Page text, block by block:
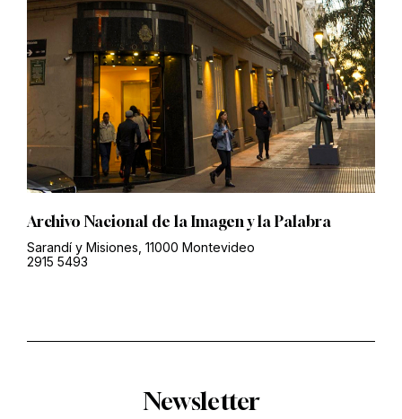
Archivo Nacional de la Imagen y la Palabra
Sarandí y Misiones, 11000 Montevideo
2915 5493
Newsletter